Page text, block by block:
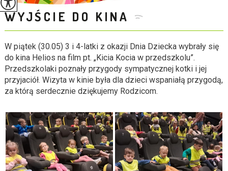
WYJŚCIE DO KINA
W piątek (30.05) 3 i 4-latki z okazji Dnia Dziecka wybrały się
do kina Helios na film pt. „Kicia Kocia w przedszkolu”.
Przedszkolaki poznały przygody sympatycznej kotki i jej
przyjaciół. Wizyta w kinie była dla dzieci wspaniałą przygodą,
za którą serdecznie dziękujemy Rodzicom.